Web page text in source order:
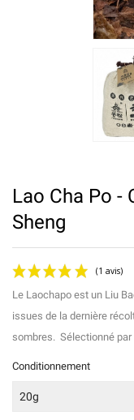
Lao Cha Po -
Sheng
Le Laochapo est un Liu
issues de la dernière
sombres. Sélectionné par
Conditionnement